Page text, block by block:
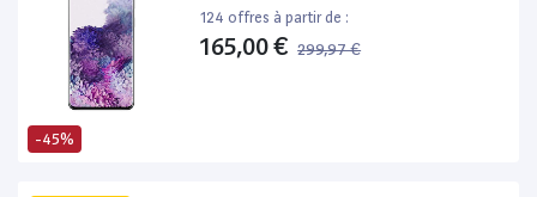
-45%
124 offres à partir de :
165,00 € 299,97 €